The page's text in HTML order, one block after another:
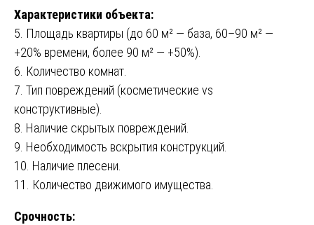
Характеристики объекта:
5. Площадь квартиры (до 60 м² — база, 60–90 м² —
+20% времени, более 90 м² — +50%).
6. Количество комнат.
7. Тип повреждений (косметические vs
конструктивные).
8. Наличие скрытых повреждений.
9. Необходимость вскрытия конструкций.
10. Наличие плесени.
11. Количество движимого имущества.
Срочность: